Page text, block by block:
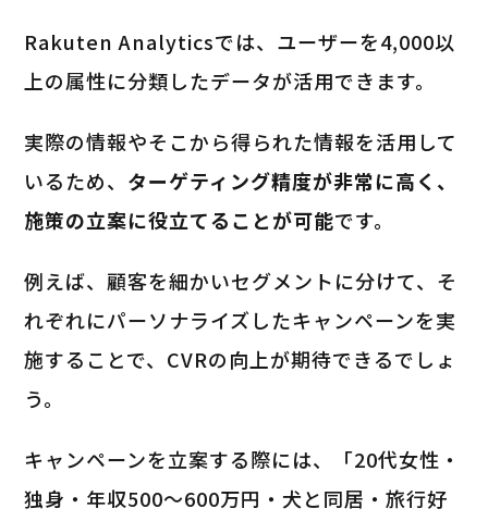
Rakuten Analyticsでは、ユーザーを4,000以
上の属性に分類したデータが活用できます。
実際の情報やそこから得られた情報を活用して
いるため、 ターゲティング精度が非常に高く、
施策の立案に役立てることが可能です。
例えば、顧客を細かいセグメントに分けて、そ
れぞれにパーソナライズしたキャンペーンを実
施することで、CVRの向上が期待できるでしょ
う。
キャンペーンを立案する際には、「20代女性・
独身・年収500〜600万円・犬と同居・旅行好